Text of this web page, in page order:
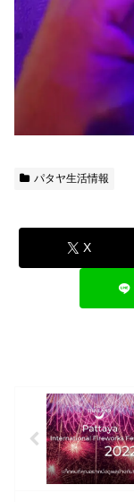
パタヤ生活情報
X